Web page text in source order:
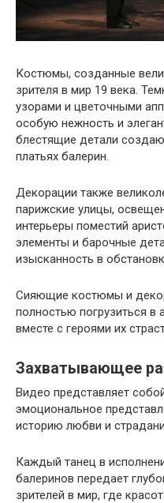
Костюмы, созданные
зрителя в мир 19 века.
узорами и цветочными
особую нежность и
блестящие детали
платьях балерин.
Декорации также
парижские улицы,
интерьеры поместий
элементы и барочные
изысканность в
Сияющие костюмы и
полностью погрузиться в
вместе с героями их
Захватывающее
Видео представляет
эмоциональное
историю любви и
Каждый танец в
балеринов передает
зрителей в мир, где